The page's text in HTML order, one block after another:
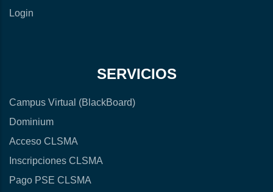
Login
SERVICIOS
Campus Virtual (BlackBoard)
Dominium
Acceso CLSMA
Inscripciones CLSMA
Pago PSE CLSMA